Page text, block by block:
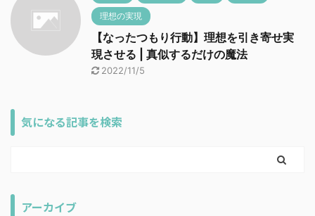
理想の実現
【なったつもり行動】理想を引き寄せ実
現させる | 真似するだけの魔法
2022/11/5
気になる記事を検索
アーカイブ